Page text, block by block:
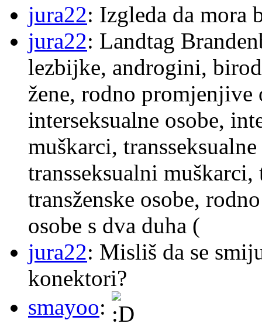
jura22: Izgleda da mora
jura22: Landtag
lezbijke, androgini,
žene, rodno
interseksualne osobe,
muškarci,
transseksualni muškarci,
transženske osobe,
osobe s dva duha (
jura22: Misliš da se
konektori?
smayoo: